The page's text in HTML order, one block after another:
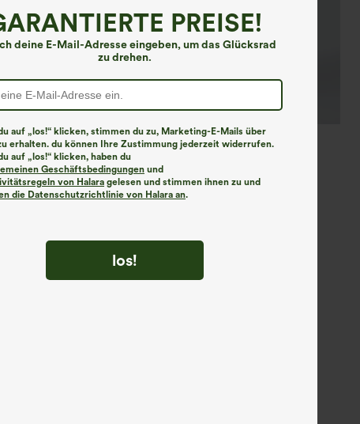
PREISE!
deine E-Mail-Adresse eingeben, um das Glücksrad
zu drehen.
auf „los!“ klicken, stimmen du zu, Marketing-E-Mails über
erhalten. du können Ihre Zustimmung jederzeit widerrufen.
auf „los!“ klicken, haben du
Geschäftsbedingungen und
von Halara gelesen und stimmen ihnen zu und
die Datenschutzrichtlinie von Halara an.
los!